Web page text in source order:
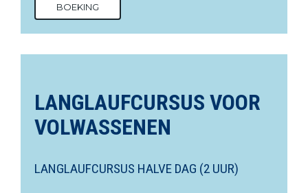
BOEKING
LANGLAUFCURSUS VOOR
VOLWASSENEN
LANGLAUFCURSUS HALVE DAG (2 UUR)